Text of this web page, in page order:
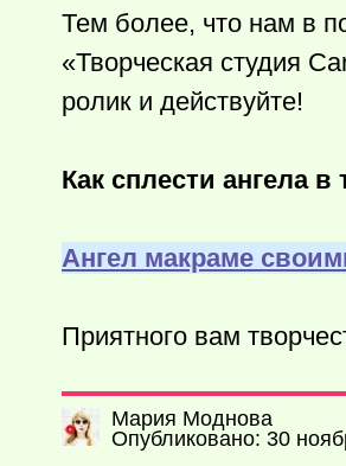
Тем более, что нам в
«Творческая студия
ролик и действуйте!
Как сплести ангела
Ангел макраме
Приятного вам
Мария Моднова
Опубликовано: 30